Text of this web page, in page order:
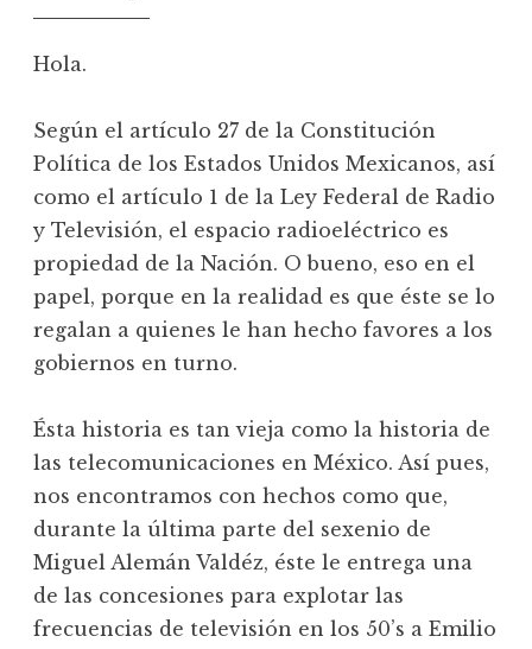
Hola.
Según el artículo 27 de la Constitución
Política de los Estados Unidos Mexicanos, así
como el artículo 1 de la Ley Federal de Radio
y Televisión, el espacio radioeléctrico es
propiedad de la Nación. O bueno, eso en el
papel, porque en la realidad es que éste se lo
regalan a quienes le han hecho favores a los
gobiernos en turno.
Ésta historia es tan vieja como la historia de
las telecomunicaciones en México. Así pues,
nos encontramos con hechos como que,
durante la última parte del sexenio de
Miguel Alemán Valdéz, éste le entrega una
de las concesiones para explotar las
frecuencias de televisión en los 50’s a Emilio